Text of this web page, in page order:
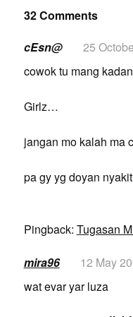
32 Comments
cEsn@
25
cowok tu mang
Girlz…
jangan mo kalah ma
pa gy yg doyan
Pingback: Tugasan
mira96 12 May
wat evar yar luza